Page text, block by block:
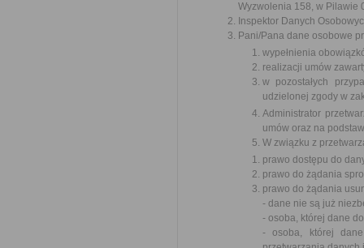
Wyzwolenia 158, w Pilawie
Inspektor Danych
Pani/Pana dane osobowe
wypełnienia
realizacji umów
w pozostałych
udzielonej zgody w
Administrator
umów oraz na
W związku z
prawo dostępu do
prawo do żądania
prawo do żądania
- dane nie są już
- osoba, której dane
- osoba, której